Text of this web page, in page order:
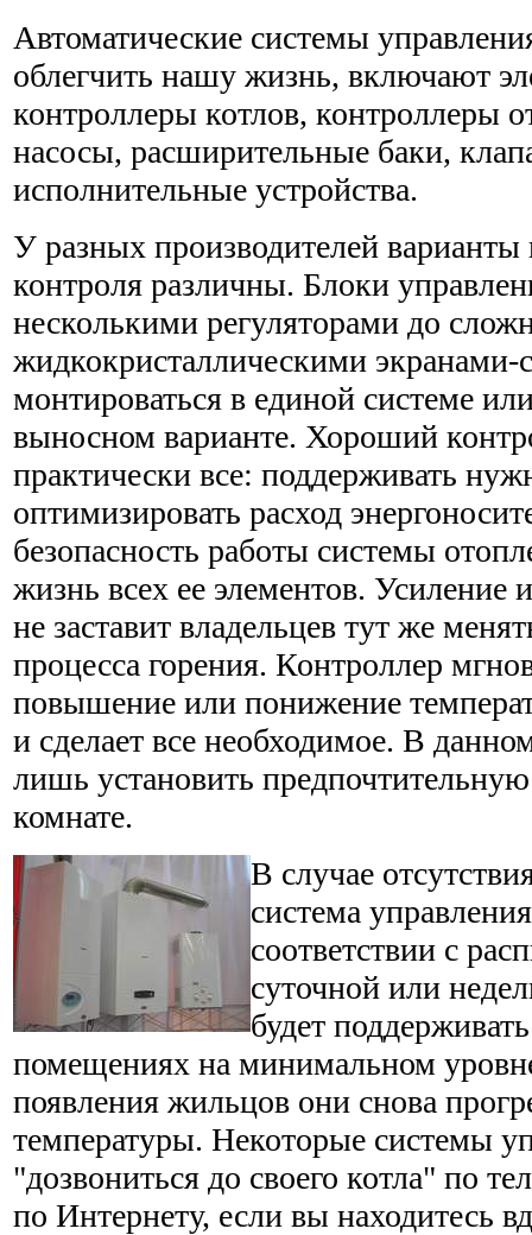
Автоматические системы
облегчить нашу жизнь, включают
контроллеры котлов, контроллеры
насосы, расширительные баки,
исполнительные устройства.
У разных производителей варианты
контроля различны. Блоки
несколькими регуляторами до
жидкокристаллическими экранами-
монтироваться в единой системе
выносном варианте. Хороший
практически все: поддерживать
оптимизировать расход
безопасность работы системы
жизнь всех ее элементов. Усиление
не заставит владельцев тут же
процесса горения. Контроллер
повышение или понижение
и сделает все необходимое. В
лишь установить
комнате.
В случае
система
соответствии с
суточной или
будет
помещениях на минимальном
появления жильцов они снова
температуры. Некоторые системы
"дозвониться до своего котла" по
по Интернету, если вы находитесь